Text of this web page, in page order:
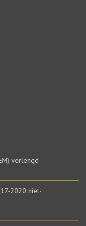
verlengd
2020 niet-